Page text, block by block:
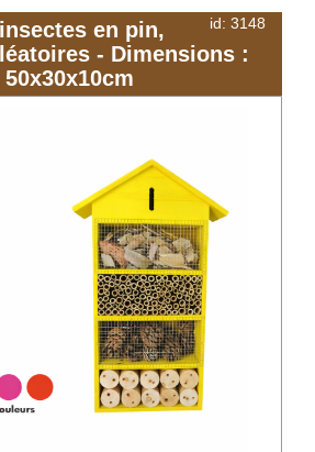
id: 3148
en pin,
- Dimensions :
50x30x10cm